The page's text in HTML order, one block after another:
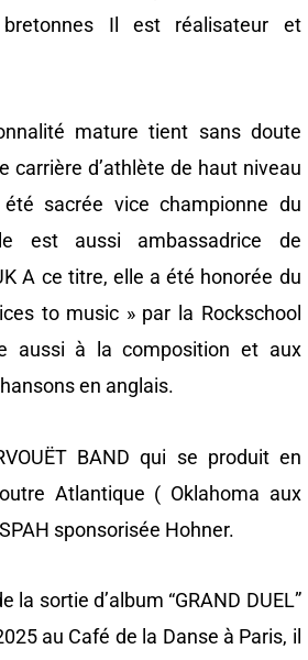
Il est réalisateur et
mature tient sans doute
carrière d’athlète de haut niveau
sacrée vice championne du
est aussi ambassadrice de
A ce titre, elle a été honorée du
to music » par la Rockschool
aussi à la composition et aux
en anglais.
BAND qui se produit en
Atlantique ( Oklahoma aux
sponsorisée Hohner.
sortie d’album “GRAND DUEL”
au Café de la Danse à Paris, il